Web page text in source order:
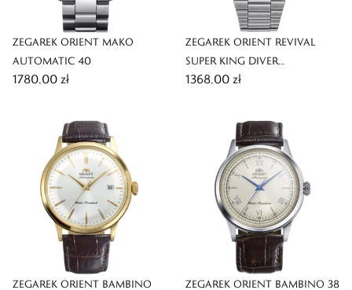
ZEGAREK ORIENT MAKO
AUTOMATIC 40
1780,00 zł
ZEGAREK ORIENT REVIVAL
SUPER KING DIVER
AUTOMATIC
1368,00 zł
ZEGAREK ORIENT BAMBINO
ZEGAREK ORIENT BAMBINO 38